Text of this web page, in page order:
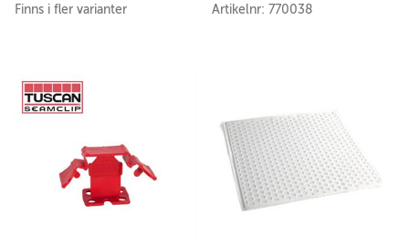
Finns i fler varianter Artikelnr: 770038